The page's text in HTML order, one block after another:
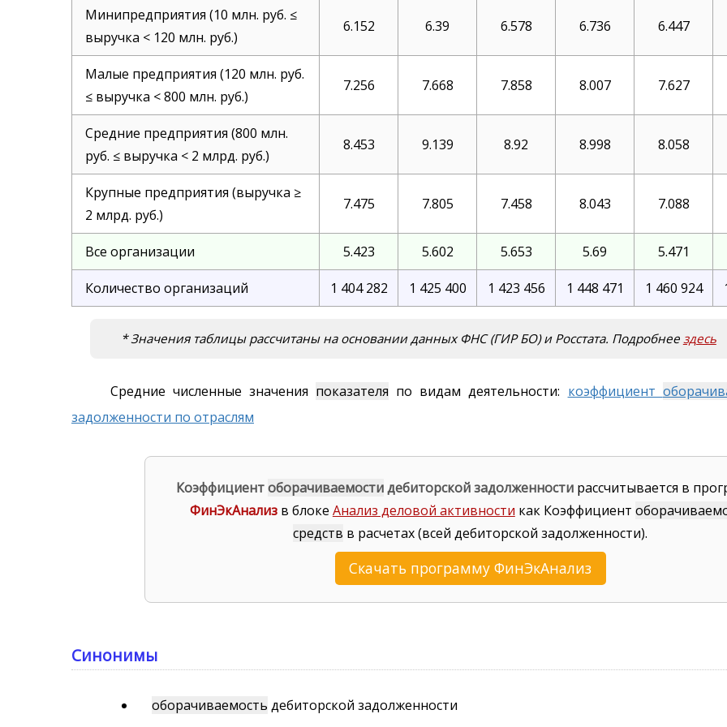
Минипредприятия (10 млн. руб. ≤
выручка < 120 млн. руб.)
6.152 6.39 6.578 6.736 6.447
Малые предприятия (120 млн. руб.
≤ выручка < 800 млн. руб.)
7.256 7.668 7.858 8.007 7.627
Средние предприятия (800 млн.
руб. ≤ выручка < 2 млрд. руб.)
8.453 9.139 8.92 8.998 8.058
Крупные предприятия (выручка ≥
2 млрд. руб.)
7.475 7.805 7.458 8.043 7.088
Все организации 5.423 5.602 5.653 5.69 5.471
Количество организаций 1 404 282 1 425 400 1 423 456 1 448 471 1 460 924
* Значения таблицы рассчитаны на основании данных ФНС (ГИР БО) и Росстата. Подробнее здесь
Средние численные значения показателя по видам деятельности: коэффициент
задолженности по отраслям
Коэффициентоборачиваемостидебиторской задолженностирассчитывается в
ФинЭкАнализв блоке Анализ деловой активности как Коэффициент
средств в расчетах (всей дебиторской задолженности).
Скачать программу ФинЭкАнализ
Синонимы
оборачиваемость дебиторской задолженности